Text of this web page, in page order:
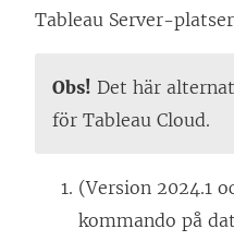
Tableau Server-
Obs! Det här
för Tableau Cloud.
(Version 2024.1
kommando på